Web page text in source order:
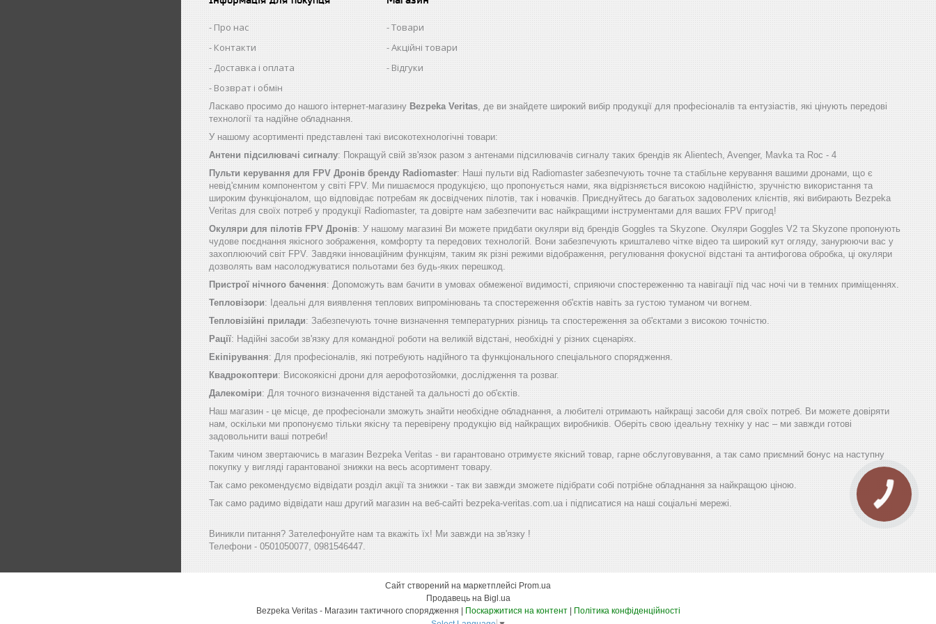
Про нас
Контакти
Доставка і оплата
Возврат і обмін
Товари
Акційні товари
Відгуки
Ласкаво просимо до нашого інтернет-магазину Bezpeka Veritas, де ви знайдете широкий вибір продукції для професіоналів та ентузіастів, які цінують передові
технології та надійне обладнання.
У нашому асортименті представлені такі високотехнологічні товари:
Антени підсилювачі сигналу: Покращуй свій зв'язок разом з антенами підсилювачів сигналу таких брендів як Alientech, Avenger, Mavka та Roc - 4
Пульти керування для FPV Дронів бренду Radiomaster: Наші пульти від Radiomaster забезпечують точне та стабільне керування вашими дронами, що є
невід'ємним компонентом у світі FPV. Ми пишаємося продукцією, що пропонується нами, яка відрізняється високою надійністю, зручністю використання та
широким функціоналом, що відповідає потребам як досвідчених пілотів, так і новачків. Приєднуйтесь до багатьох задоволених клієнтів, які вибирають Bezpeka
Veritas для своїх потреб у продукції Radiomaster, та довірте нам забезпечити вас найкращими інструментами для ваших FPV пригод!
Окуляри для пілотів FPV Дронів: У нашому магазині Ви можете придбати окуляри від брендів Goggles та Skyzone. Окуляри Goggles V2 та Skyzone пропонують
чудове поєднання якісного зображення, комфорту та передових технологій. Вони забезпечують кришталево чітке відео та широкий кут огляду, занурюючи вас у
захоплюючий світ FPV. Завдяки інноваційним функціям, таким як різні режими відображення, регулювання фокусної відстані та антифогова обробка, ці окуляри
дозволять вам насолоджуватися польотами без будь-яких перешкод.
Пристрої нічного бачення: Допоможуть вам бачити в умовах обмеженої видимості, сприяючи спостереженню та навігації під час ночі чи в темних приміщеннях.
Тепловізори: Ідеальні для виявлення теплових випромінювань та спостереження об'єктів навіть за густою туманом чи вогнем.
Тепловізійні прилади: Забезпечують точне визначення температурних різниць та спостереження за об'єктами з високою точністю.
Рації: Надійні засоби зв'язку для командної роботи на великій відстані, необхідні у різних сценаріях.
Екіпірування: Для професіоналів, які потребують надійного та функціонального спеціального спорядження.
Квадрокоптери: Високоякісні дрони для аерофотозйомки, дослідження та розваг.
Далекоміри: Для точного визначення відстаней та дальності до об'єктів.
Наш магазин - це місце, де професіонали зможуть знайти необхідне обладнання, а любителі отримають найкращі засоби для своїх потреб. Ви можете довіряти
нам, оскільки ми пропонуємо тільки якісну та перевірену продукцію від найкращих виробників. Оберіть свою ідеальну техніку у нас – ми завжди готові
задовольнити ваші потреби!
Таким чином звертаючись в магазин Bezpeka Veritas - ви гарантовано отримуєте якісний товар, гарне обслуговування, а так само приємний бонус на наступну
покупку у вигляді гарантованої знижки на весь асортимент товару.
Так само рекомендуємо відвідати розділ акції та знижки - так ви завжди зможете підібрати собі потрібне обладнання за найкращою ціною.
Так само радимо відвідати наш другий магазин на веб-сайті bezpeka-veritas.com.ua і підписатися на наші соціальні мережі.
Виникли питання? Зателефонуйте нам та вкажіть їх! Ми завжди на зв'язку !
Телефони - 0501050077, 0981546447.
Сайт створений на маркетплейсі Prom.ua
Продавець на Bigl.ua
Поскаржитися на контент
Політика конфіденційності